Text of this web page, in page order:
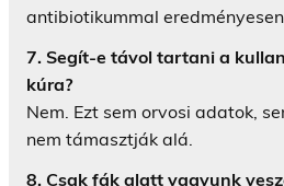
antibiotikummal
7. Segít-e távol tartani a
kúra?
Nem. Ezt sem orvosi adatok,
nem támasztják alá.
8. Csak fák alatt vagyunk